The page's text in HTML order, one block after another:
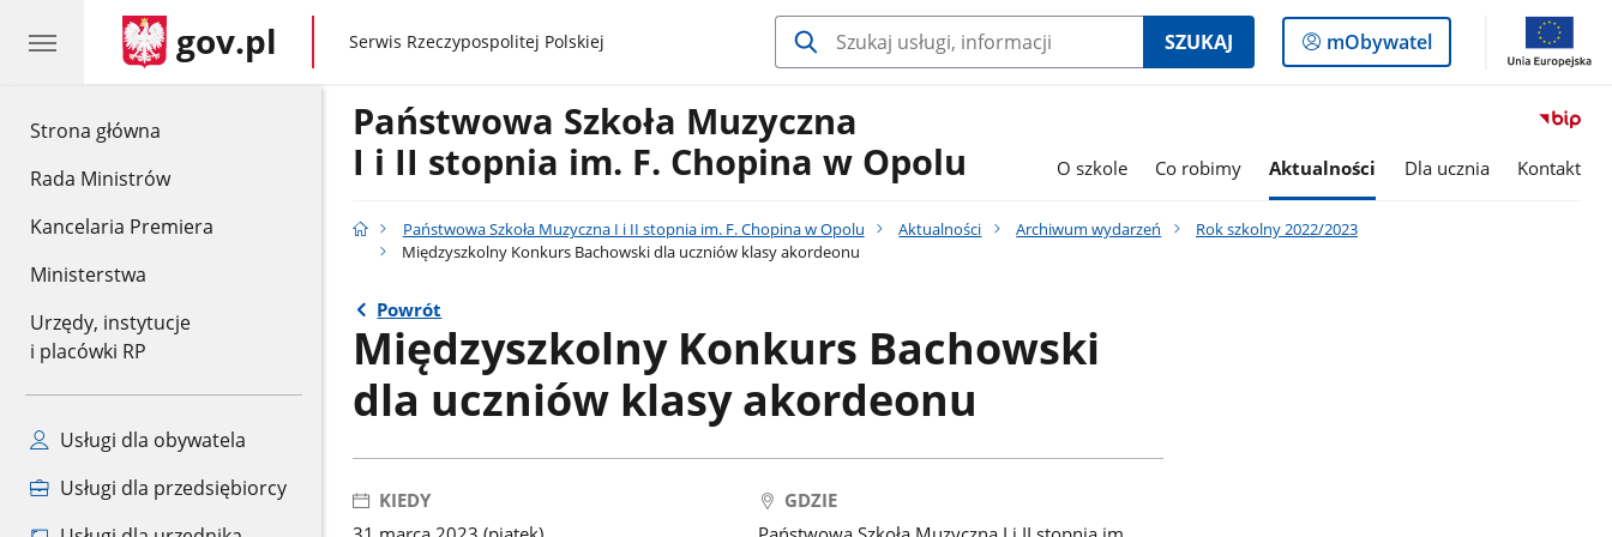
Strona główna
Rada Ministrów
Kancelaria Premiera
Ministerstwa
Urzędy, instytucje
i placówki RP
Usługi dla obywatela
Usługi dla przedsiębiorcy
gov.pl gov.pl
Serwis Rzeczypospolitej Polskiej SZUKAJ
Logowanie
do
mObywatel
Państwowa Szkoła Muzyczna
I i II stopnia im. F. Chopina w Opolu
O szkole Co robimy Aktualności Dla ucznia Kontakt
Państwowa Szkoła Muzyczna I i II stopnia im. F. Chopina w Opolu Aktualności Archiwum wydarzeń
Rok szkolny 2022/2023
Międzyszkolny Konkurs Bachowski dla uczniów klasy akordeonu
Powrót
Międzyszkolny Konkurs Bachowski
dla uczniów klasy akordeonu
KIEDY
GDZIE